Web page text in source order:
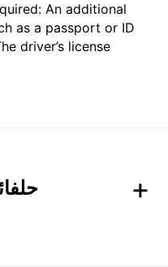
An additional
as a passport or ID
driver’s license